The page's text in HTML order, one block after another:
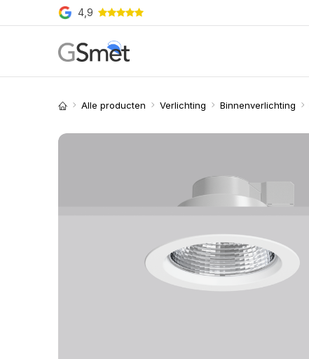
Overslaan naar inhoud
4,9
Alle producten Verlichting Binnenverlichting